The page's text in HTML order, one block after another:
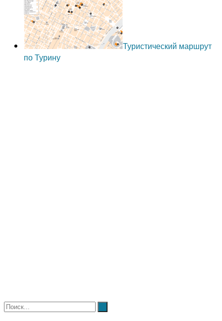
Туристический маршрут
по Турину